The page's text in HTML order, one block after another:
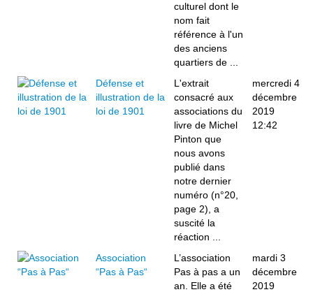
culturel dont le
nom fait
référence à l'un
des anciens
quartiers de ...
Défense et
illustration de la
loi de 1901
L'extrait
consacré aux
associations du
livre de Michel
Pinton que
nous avons
publié dans
notre dernier
numéro (n°20,
page 2), a
suscité la
réaction ...
mercredi 4
décembre
2019
12:42
Association
“Pas à Pas“
L’association
Pas à pas a un
an. Elle a été
mardi 3
décembre
2019